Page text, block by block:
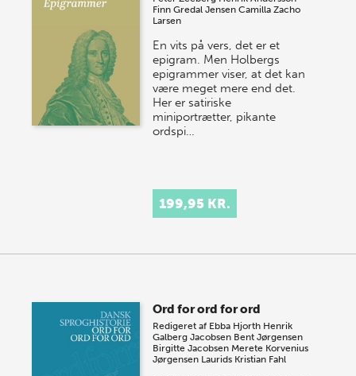
Finn Gredal Jensen Camilla Zacho
Larsen
En vits på vers, det er et
epigram. Men Holbergs
epigrammer viser, at det kan
være meget mere end det.
Her er satiriske
miniportrætter, pikante
ordspi…
199,95 KR.
Ord for ord for ord
Redigeret af Ebba Hjorth Henrik
Galberg Jacobsen Bent Jørgensen
Birgitte Jacobsen Merete Korvenius
Jørgensen Laurids Kristian Fahl